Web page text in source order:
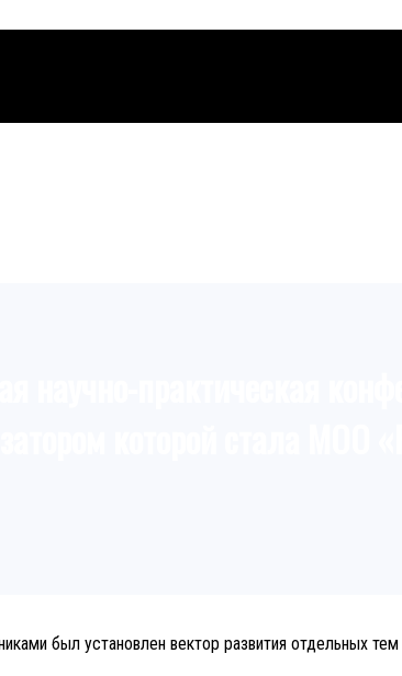
практическая
был установлен вектор развития отдельных